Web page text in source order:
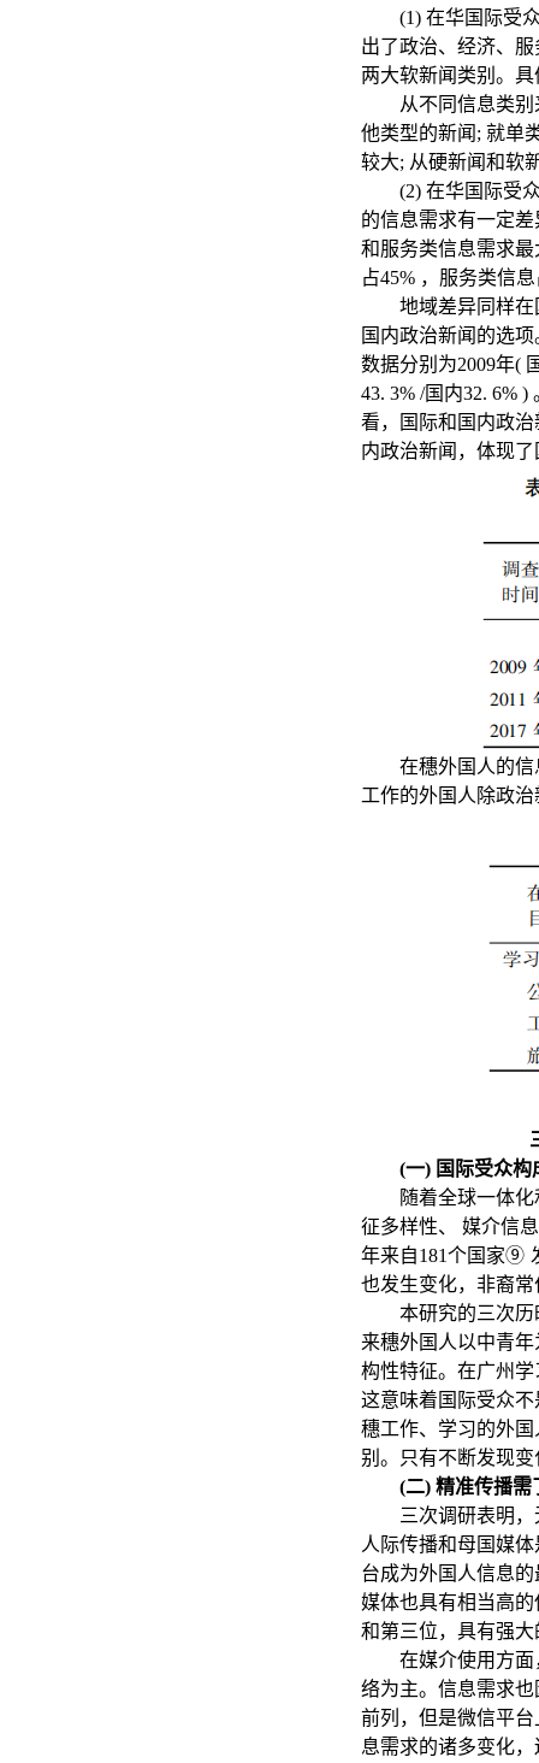
(1) 在华国际受
出了政治、经济、
两大软新闻类别。
从不同信息类
他类型的新闻; 就单
较大; 从硬新闻和软
(2) 在华国际受
的信息需求有一定
和服务类信息需求最
占45% ，服务类信
地域差异同样
国内政治新闻的选
数据分别为2009年(
43. 3% /国内32. 6%
看，国际和国内政
内政治新闻，体现
在穗外国人的
工作的外国人除政
(一) 国际受众构
随着全球一体
征多样性、
媒介信
年来自181个国家⑨
也发生变化，非裔
本研究的三次
来穗外国人以中青
构性特征。在广州
这意味着国际受众不
穗工作、学习的外国
别。只有不断发现
(二) 精准传播需
三次调研表明
人际传播和母国媒
台成为外国人信息
媒体也具有相当高
和第三位，具有强
在媒介使用方
络为主。信息需求
前列，但是微信平
息需求的诸多变化